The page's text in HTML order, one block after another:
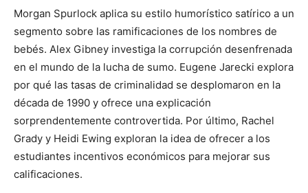
Morgan Spurlock aplica su estilo humorístico satírico a un
segmento sobre las ramificaciones de los nombres de
bebés. Alex Gibney investiga la corrupción desenfrenada
en el mundo de la lucha de sumo. Eugene Jarecki explora
por qué las tasas de criminalidad se desplomaron en la
década de 1990 y ofrece una explicación
sorprendentemente controvertida. Por último, Rachel
Grady y Heidi Ewing exploran la idea de ofrecer a los
estudiantes incentivos económicos para mejorar sus
calificaciones.